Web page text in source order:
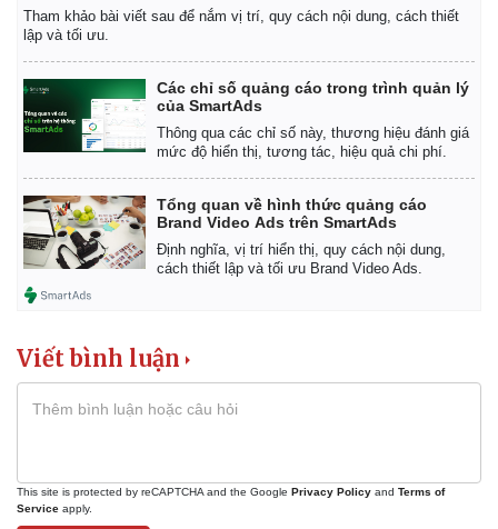
Chứng khoán
Tham khảo bài viết sau để nắm vị trí, quy cách nội dung, cách thiết
lập và tối ưu.
Các chỉ số quảng cáo trong trình quản lý
của SmartAds
Thông qua các chỉ số này, thương hiệu đánh giá
mức độ hiển thị, tương tác, hiệu quả chi phí.
Tổng quan về hình thức quảng cáo
Brand Video Ads trên SmartAds
Định nghĩa, vị trí hiển thị, quy cách nội dung,
cách thiết lập và tối ưu Brand Video Ads.
Viết bình luận
This site is protected by reCAPTCHA and the Google Privacy Policy and Terms of
Service apply.